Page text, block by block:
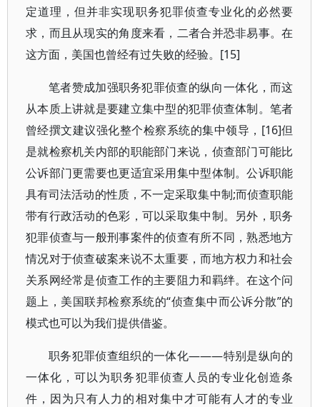
定道理，但并非实现职务犯罪侦查专业化的必然要
求，而且从现实的角度来看，二者合并恐非易事。在
这方面，美国也曾经有过失败的经验。[15]
笔者赞成加强职务犯罪侦查的纵向一体化，而这
从本质上讲就是要建立集中型的犯罪侦查体制。笔者
曾经撰文建议强化整个检察系统的集中领导，[16]但
是就检察机关内部的职能部门来说，侦查部门可能比
公诉部门更需要也更适宜采用集中型体制。公诉职能
具有司法活动的性质，不一定采取集中制;而侦查职能
带有行政活动的色彩，可以采取集中制。另外，职务
犯罪侦查与一般刑事案件的侦查有所不同，熟悉地方
情况对于侦查破案来说不太重要，而地方权力和社会
关系网经常是侦查工作的主要阻力和羁绊。在这个问
题上，美国联邦检察系统的“侦查集中而公诉分散”的
模式也可以为我们提供借鉴。
职务犯罪侦查组织的一体化———特别是纵向的
一体化，可以为职务犯罪侦查人员的专业化创造条
件，因为只有人力的相对集中才可能有人才的专业